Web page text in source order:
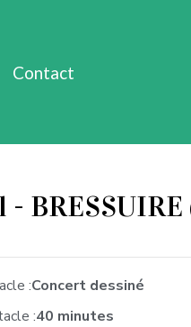
Contact
BRESSUIRE
:Concert dessiné
:40 minutes